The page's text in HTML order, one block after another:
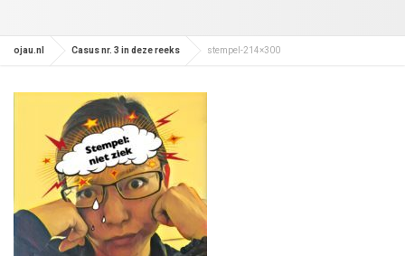
ojau.nl Casus nr. 3 in deze reeks stempel-214×300